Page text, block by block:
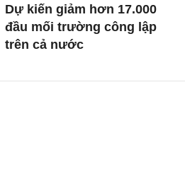
Dự kiến giảm hơn 17.000
đầu mối trường công lập
trên cả nước